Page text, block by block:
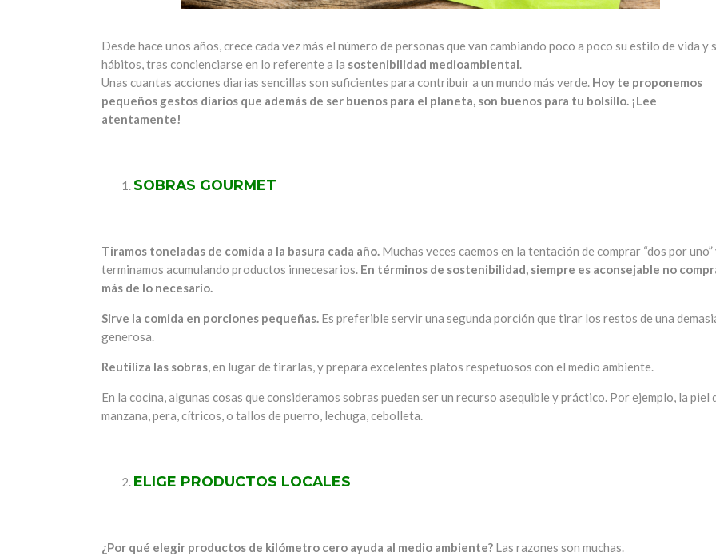
Desde hace unos años, crece cada vez más el número de personas que van cambiando poco a poco su estilo de vida y
hábitos, tras concienciarse en lo referente a la sostenibilidad medioambiental.
Unas cuantas acciones diarias sencillas son suficientes para contribuir a un mundo más verde. Hoy te proponemos
pequeños gestos diarios que además de ser buenos para el planeta, son buenos para tu bolsillo. ¡Lee
atentamente!
SOBRAS GOURMET
Tiramos toneladas de comida a la basura cada año. Muchas veces caemos en la tentación de comprar “dos por uno”
terminamos acumulando productos innecesarios. En términos de sostenibilidad, siempre es aconsejable no
más de lo necesario.
Sirve la comida en porciones pequeñas. Es preferible servir una segunda porción que tirar los restos de una
generosa.
Reutiliza las sobras, en lugar de tirarlas, y prepara excelentes platos respetuosos con el medio ambiente.
En la cocina, algunas cosas que consideramos sobras pueden ser un recurso asequible y práctico. Por ejemplo, la piel
manzana, pera, cítricos, o tallos de puerro, lechuga, cebolleta.
ELIGE PRODUCTOS LOCALES
¿Por qué elegir productos de kilómetro cero ayuda al medio ambiente? Las razones son muchas.